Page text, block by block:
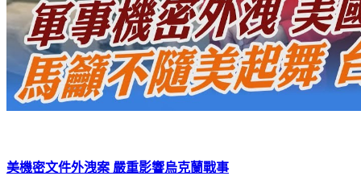
美機密文件外洩案 嚴重影響烏克蘭戰事